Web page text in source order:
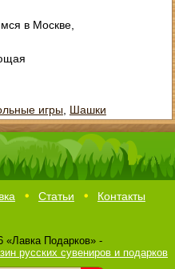
в Москве,
игры, Шашки
Статьи Контакты
Подарков» -
русских сувениров и подарков